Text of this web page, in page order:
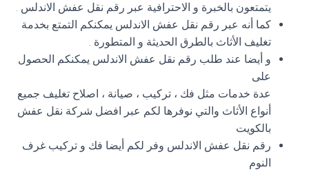
يتمتعون بالخبرة و الاحترافية عبر رقم نقل عفش الاندلس .
كما أنه عبر رقم نقل عفش الاندلس يمكنكم التمتع بخدمة
تغليف الأثاث بالطرق الحديثة و المتطورة .
و أيضا عند طلب رقم نقل عفش الاندلس يمكنكم الحصول
على
عدة خدمات مثل فك ، تركيب ، صيانة ، اصلاح تغليف جميع
أنواع الأثاث والتي نوفرها لكم عبر افضل شركة نقل عفش
بالكويت
رقم نقل عفش الاندلس وفر لكم أيضا فك و تركيب غرف
النوم